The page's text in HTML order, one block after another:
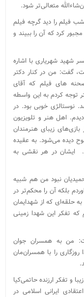
متعالی‌تر شود.
فیلم را دید گرچه فیلم
کرد که آن را ببیند و
شهید شهریاری با اشاره
گفت: من در کنار دکتر
های فیلم که آقای
توجه کردم به این واسطه
نوستالژی خوبی بود. در
اهل هنر و تلویزیون
زیبای هنرمندان
دیده می‌شود. به عقیده
ایشان در هر نقشی به
نبود من هم شبیه
بلکه آن را محکم‌تر در
حلقه‌ای که از شهدایمان
که تفکر این شهدا زمینی
من به همسران جوان
را با همسران‌مان
و تفکر ارزنده حاتمی‌کیا
ایرانی اسلامی در